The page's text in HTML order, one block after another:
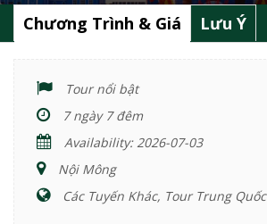
Chương Trình & Giá
Lưu Ý
Tour nổi bật
7 ngày 7 đêm
Availability: 2026-07-03
Nội Mông
Các Tuyến Khác, Tour Trung Quốc